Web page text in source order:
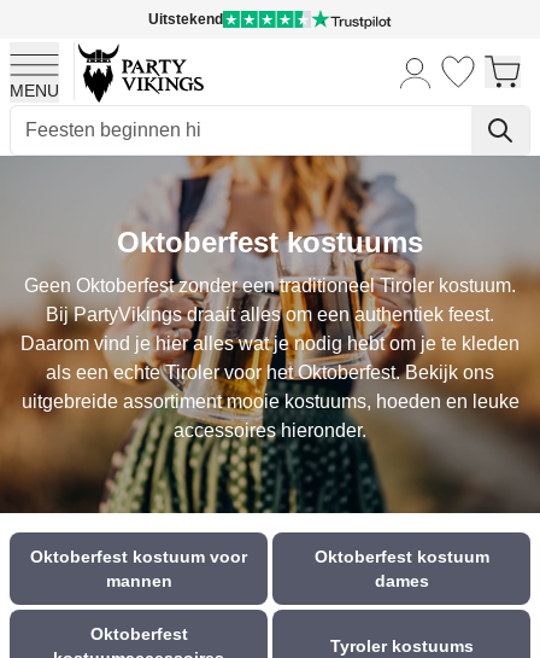
Uitstekend
MENU
Oktoberfest kostuums
Geen Oktoberfest zonder een traditioneel Tiroler kostuum.
Bij PartyVikings draait alles om een authentiek feest.
Daarom vind je hier alles wat je nodig hebt om je te kleden
als een echte Tiroler voor het Oktoberfest. Bekijk ons
uitgebreide assortiment mooie kostuums, hoeden en leuke
accessoires hieronder.
Oktoberfest kostuum voor
mannen
Oktoberfest kostuum
dames
Oktoberfest
Tyroler kostuums